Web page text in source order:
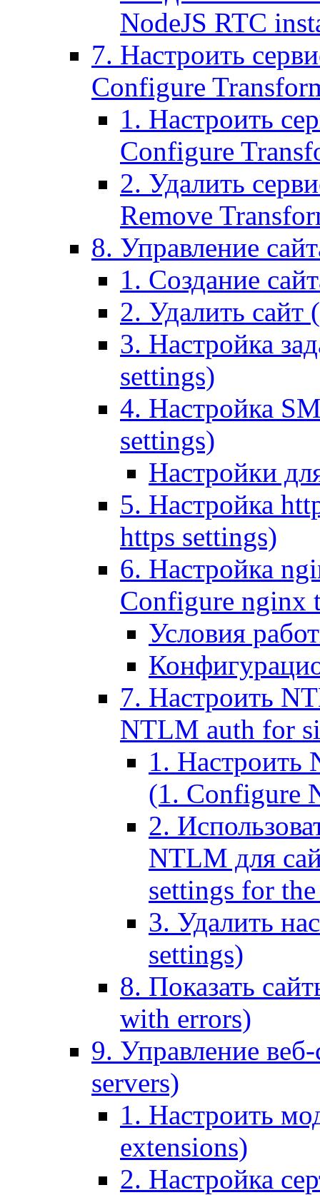
NodeJS RTC
7. Настроить
Configure
1. Настроить
Configure
2. Удалить
Remove
8. Управление
1. Создание
2. Удалить сайт
3. Настройка
settings)
4. Настройка
settings)
Настройки
5. Настройка
https settings)
6. Настройка
Configure nginx
Условия
7. Настроить
NTLM auth for
1. Настроить
(1. Configure
2.
NTLM для
settings for
3. Удалить
settings)
8. Показать
with errors)
9. Управление
servers)
1. Настроить
extensions)
2. Настройка